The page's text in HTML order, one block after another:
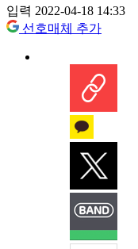
입력 2022-04-18 14:33
선호매체 추가